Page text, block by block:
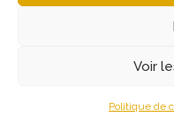
Voir
Politique de
Mentions légales